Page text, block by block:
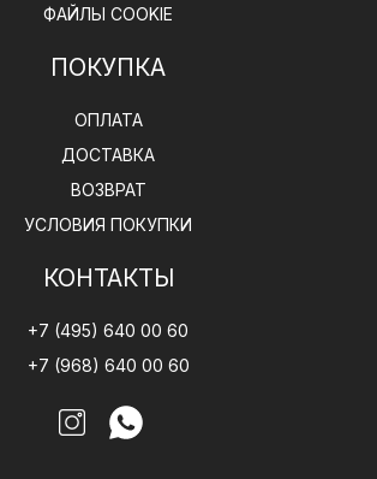
ФАЙЛЫ COOKIE
ПОКУПКА
ОПЛАТА
ДОСТАВКА
ВОЗВРАТ
УСЛОВИЯ ПОКУПКИ
КОНТАКТЫ
+7 (495) 640 00 60
+7 (968) 640 00 60